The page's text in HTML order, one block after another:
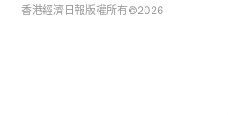
香港經濟日報版權所有©2026